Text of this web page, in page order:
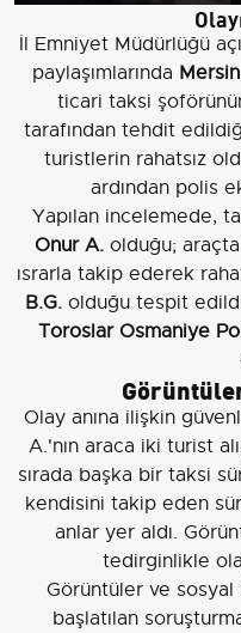
İl Emniyet Müdürlüğü
paylaşımlarında Mersin
ticari taksi
tarafından tehdit
turistlerin rahatsız
ardından polis
Yapılan incelemede,
Onur A.olduğu; araçta
ısrarla takip ederek
B.G.olduğu tespit
Toroslar Osmaniye
Olay anına ilişkin
A.'nın araca iki turist
sırada başka bir taksi
kendisini takip eden
anlar yer aldı.
tedirginlikle
Görüntüler ve sosyal
başlatılan